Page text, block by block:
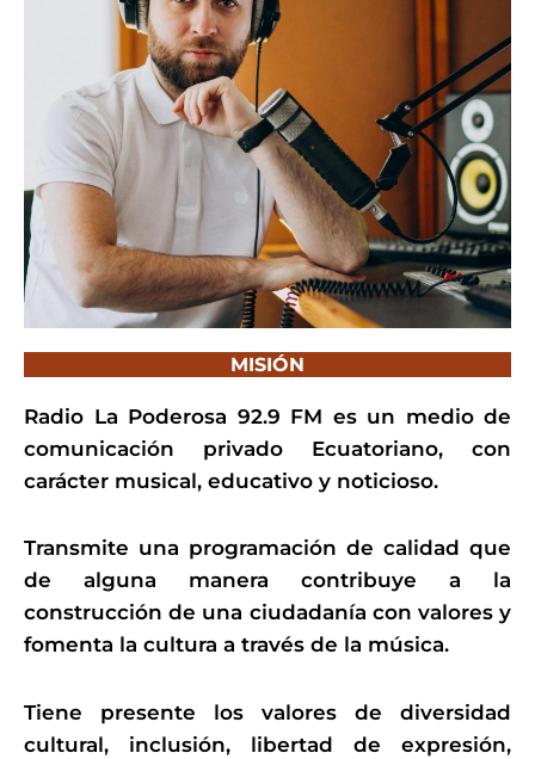
MISIÓN
Radio La Poderosa 92.9 FM es un medio de
comunicación privado Ecuatoriano, con
carácter musical, educativo y noticioso.
Transmite una programación de calidad que
de alguna manera contribuye a la
construcción de una ciudadanía con valores y
fomenta la cultura a través de la música.
Tiene presente los valores de diversidad
cultural, inclusión, libertad de expresión,